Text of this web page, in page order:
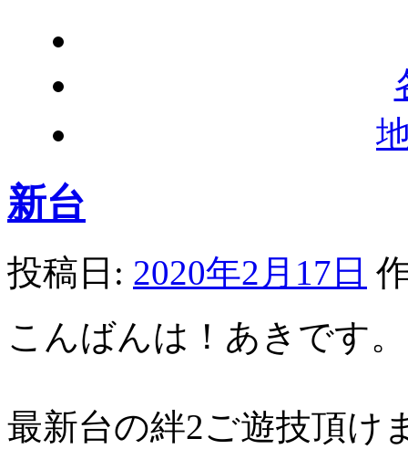
新台
投稿日: 2020年2月17日
こんばんは！あきです。
最新台の絆2ご遊技頂け